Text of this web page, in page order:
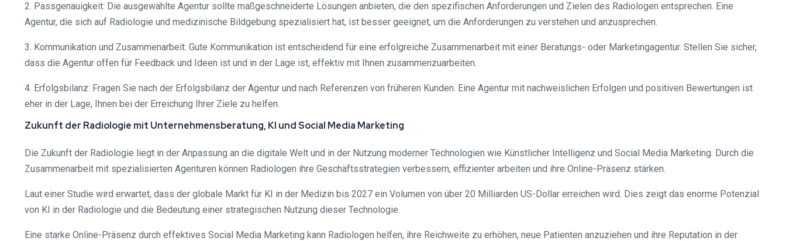
2. Passgenauigkeit: Die ausgewählte Agentur sollte maßgeschneiderte Lösungen anbieten, die den spezifischen Anforderungen und Zielen des Radiologen entsprechen. Eine
Agentur, die sich auf Radiologie und medizinische Bildgebung spezialisiert hat, ist besser geeignet, um die Anforderungen zu verstehen und anzusprechen.
3. Kommunikation und Zusammenarbeit: Gute Kommunikation ist entscheidend für eine erfolgreiche Zusammenarbeit mit einer Beratungs- oder Marketingagentur. Stellen Sie sicher,
dass die Agentur offen für Feedback und Ideen ist und in der Lage ist, effektiv mit Ihnen zusammenzuarbeiten.
4. Erfolgsbilanz: Fragen Sie nach der Erfolgsbilanz der Agentur und nach Referenzen von früheren Kunden. Eine Agentur mit nachweislichen Erfolgen und positiven Bewertungen ist
eher in der Lage, Ihnen bei der Erreichung Ihrer Ziele zu helfen.
Zukunft der Radiologie mit Unternehmensberatung, KI und Social Media Marketing
Die Zukunft der Radiologie liegt in der Anpassung an die digitale Welt und in der Nutzung moderner Technologien wie Künstlicher Intelligenz und Social Media Marketing. Durch die
Zusammenarbeit mit spezialisierten Agenturen können Radiologen ihre Geschäftsstrategien verbessern, effizienter arbeiten und ihre Online-Präsenz stärken.
Laut einer Studie wird erwartet, dass der globale Markt für KI in der Medizin bis 2027 ein Volumen von über 20 Milliarden US-Dollar erreichen wird. Dies zeigt das enorme Potenzial
von KI in der Radiologie und die Bedeutung einer strategischen Nutzung dieser Technologie.
Eine starke Online-Präsenz durch effektives Social Media Marketing kann Radiologen helfen, ihre Reichweite zu erhöhen, neue Patienten anzuziehen und ihre Reputation in der